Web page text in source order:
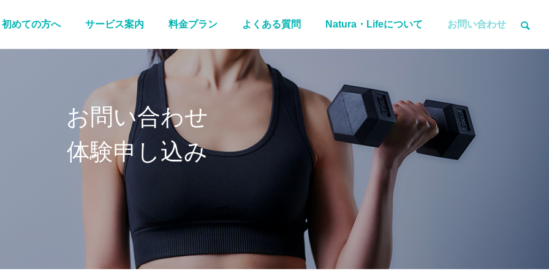
初めての方へ サービス案内 料金プラン よくある質問 Natura・Lifeについて お問い合わせ
お問い合わせ
体験申し込み